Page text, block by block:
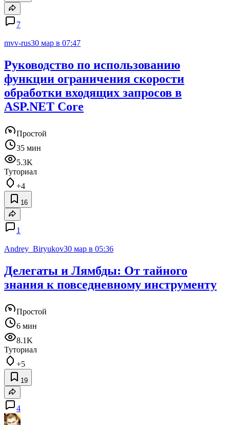
7
mvv-rus30 мар в 07:47
Руководство по использованию
функции ограничения скорости
обработки входящих запросов в
ASP.NET Core
Простой
35 мин
5.3K
Туториал
+4
16
1
Andrey_Biryukov30 мар в 05:36
Делегаты и Лямбды: От тайного
знания к повседневному инструменту
Простой
6 мин
8.1K
Туториал
+5
19
4